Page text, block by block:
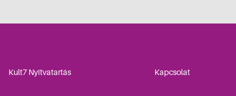
Kult7 Nyitvatartás Kapcsolat